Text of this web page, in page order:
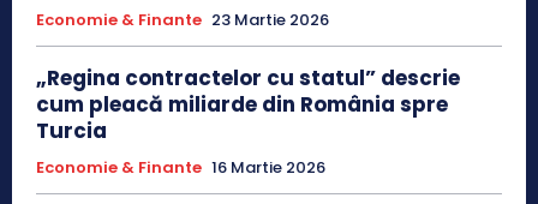
Economie & Finante 23 Martie 2026
„Regina contractelor cu statul” descrie
cum pleacă miliarde din România spre
Turcia
Economie & Finante 16 Martie 2026